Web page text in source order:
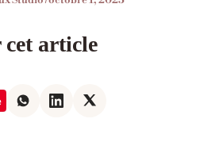
cet article